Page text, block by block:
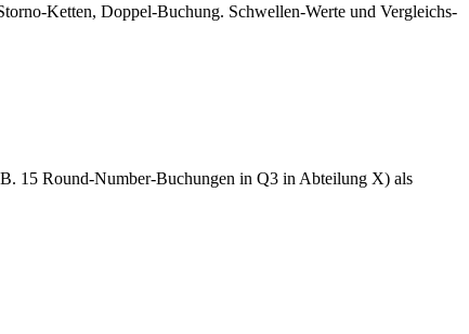
Ketten, Doppel-Buchung. Schwellen-Werte und Vergleichs-
15 Round-Number-Buchungen in Q3 in Abteilung X) als